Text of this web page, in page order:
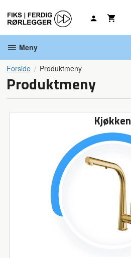
innholdet
Meny
Forside Produktmeny
Produktmeny
Kjøkken